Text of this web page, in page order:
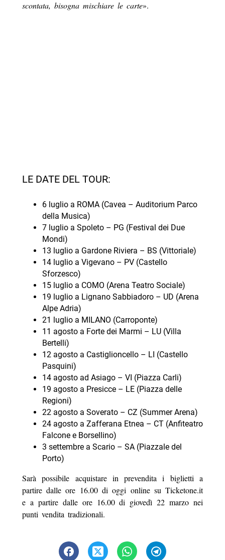
scontata, bisogna mischiare le carte».
LE DATE DEL TOUR:
6 luglio a ROMA (Cavea – Auditorium Parco
della Musica)
7 luglio a Spoleto – PG (Festival dei Due
Mondi)
13 luglio a Gardone Riviera – BS (Vittoriale)
14 luglio a Vigevano – PV (Castello
Sforzesco)
15 luglio a COMO (Arena Teatro Sociale)
19 luglio a Lignano Sabbiadoro – UD (Arena
Alpe Adria)
21 luglio a MILANO (Carroponte)
11 agosto a Forte dei Marmi – LU (Villa
Bertelli)
12 agosto a Castiglioncello – LI (Castello
Pasquini)
14 agosto ad Asiago – VI (Piazza Carli)
19 agosto a Presicce – LE (Piazza delle
Regioni)
22 agosto a Soverato – CZ (Summer Arena)
24 agosto a Zafferana Etnea – CT (Anfiteatro
Falcone e Borsellino)
3 settembre a Scario – SA (Piazzale del
Porto)
Sarà possibile acquistare in prevendita i biglietti a
partire dalle ore 16.00 di oggi online su Ticketone.it
e a partire dalle ore 16.00 di giovedì 22 marzo nei
punti vendita tradizionali.